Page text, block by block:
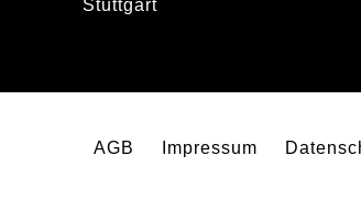
Stuttgart
AGB Impressum